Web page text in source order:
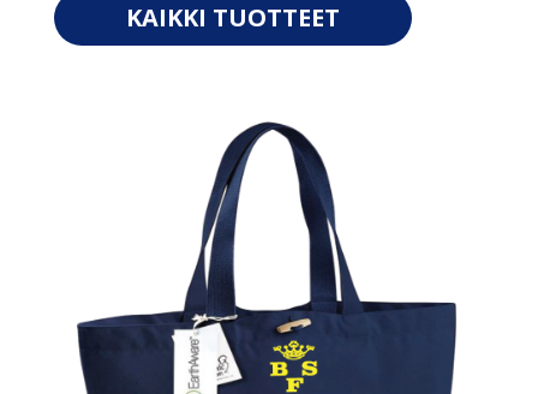
KAIKKI TUOTTEET